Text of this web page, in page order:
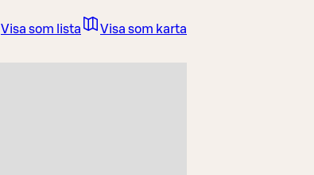
Visa som lista Visa som karta